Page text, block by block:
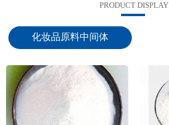
PRODUCT DISPLAY
化妆品原料中间体